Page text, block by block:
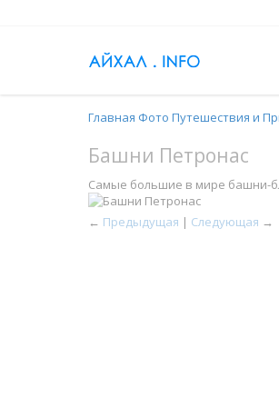
Главная Фото Путешествия и
Башни Петронас
Самые большие в мире башни-
← Предыдущая | Следующая →